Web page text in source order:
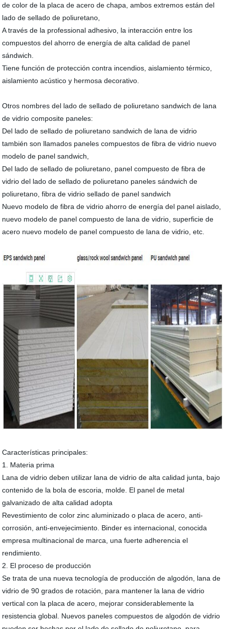
de color de la placa de acero de chapa, ambos extremos están del
lado de sellado de poliuretano,
A través de la professional adhesivo, la interacción entre los
compuestos del ahorro de energía de alta calidad de panel
sándwich.
Tiene función de protección contra incendios, aislamiento térmico,
aislamiento acústico y hermosa decorativo.
Otros nombres del lado de sellado de poliuretano sandwich de lana
de vidrio composite paneles:
Del lado de sellado de poliuretano sandwich de lana de vidrio
también son llamados paneles compuestos de fibra de vidrio nuevo
modelo de panel sandwich,
Del lado de sellado de poliuretano, panel compuesto de fibra de
vidrio del lado de sellado de poliuretano paneles sándwich de
poliuretano, fibra de vidrio sellado de panel sandwich
Nuevo modelo de fibra de vidrio ahorro de energía del panel aislado,
nuevo modelo de panel compuesto de lana de vidrio, superficie de
acero nuevo modelo de panel compuesto de lana de vidrio, etc.
Características principales:
1. Materia prima
Lana de vidrio deben utilizar lana de vidrio de alta calidad junta, bajo
contenido de la bola de escoria, molde. El panel de metal
galvanizado de alta calidad adopta
Revestimiento de color zinc aluminizado o placa de acero, anti-
corrosión, anti-envejecimiento. Binder es internacional, conocida
empresa multinacional de marca, una fuerte adherencia el
rendimiento.
2. El proceso de producción
Se trata de una nueva tecnología de producción de algodón, lana de
vidrio de 90 grados de rotación, para mantener la lana de vidrio
vertical con la placa de acero, mejorar considerablemente la
resistencia global. Nuevos paneles compuestos de algodón de vidrio